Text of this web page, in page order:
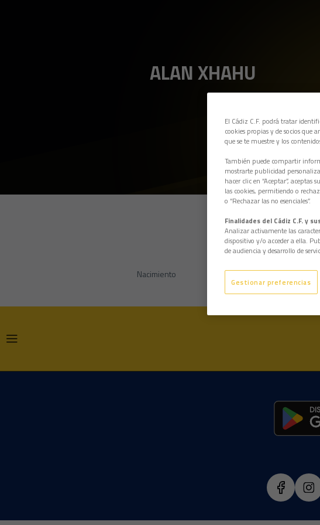
ALAN XHAHU
Nacimiento
El Cádiz C.F. podrá tratar
cookies propias y de socios
que se te muestre y los
También puede compartir
mostrarte publicidad
hacer clic en “Aceptar”,
las cookies, permitiendo o
o “Rechazar las no esenciales”.
Finalidades del Cádiz C.F. y
Analizar activamente las
dispositivo y/o acceder a ella.
de audiencia y desarrollo de
Gestionar preferencias